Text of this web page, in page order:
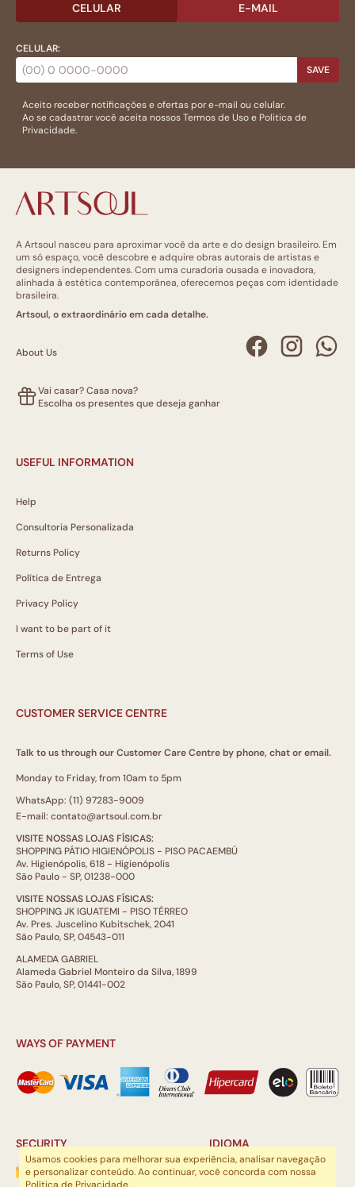
CELULAR E-MAIL
CELULAR:
SAVE
Aceito receber notificações e ofertas por e-mail ou celular.
Ao se cadastrar você aceita nossosTermos de Usoe Politica de
Privacidade.
A Artsoul nasceu para aproximar você da arte e do design brasileiro. Em
um só espaço, você descobre e adquire obras autorais de artistas e
designers independentes. Com uma curadoria ousada e inovadora,
alinhada à estética contemporânea, oferecemos peças com identidade
brasileira.
Artsoul, o extraordinário em cada detalhe.
About Us
Vai casar? Casa nova?
Escolha os presentes que deseja ganhar
USEFUL INFORMATION
Help
Consultoria Personalizada
Returns Policy
Política de Entrega
Privacy Policy
I want to be part of it
Terms of Use
CUSTOMER SERVICE CENTRE
Talk to us through our Customer Care Centre by phone, chat or email.
Monday to Friday, from 10am to 5pm
WhatsApp: (11) 97283-9009
E-mail: contato@artsoul.com.br
VISITE NOSSAS LOJAS FÍSICAS:
SHOPPING PÁTIO HIGIENÓPOLIS - PISO PACAEMBÚ
Av. Higienópolis, 618 - Higienópolis
São Paulo - SP, 01238-000
VISITE NOSSAS LOJAS FÍSICAS:
SHOPPING JK IGUATEMI - PISO TÉRREO
Av. Pres. Juscelino Kubitschek, 2041
São Paulo, SP, 04543-011
ALAMEDA GABRIEL
Alameda Gabriel Monteiro da Silva, 1899
São Paulo, SP, 01441-002
WAYS OF PAYMENT
SECURITY IDIOMA
Usamos cookies para melhorar sua experiência, analisar navegação
e personalizar conteúdo. Ao continuar, você concorda com nossa